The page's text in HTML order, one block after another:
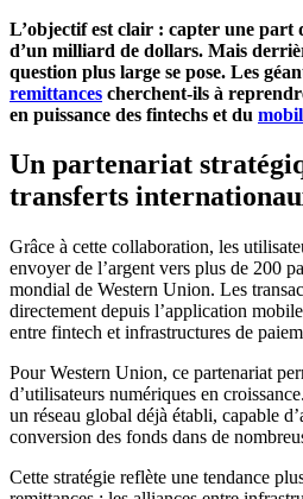
L’objectif est clair : capter une part
d’un milliard de dollars. Mais
question plus large se pose. Les
remittances cherchent-ils à
en puissance des fintechs et du
Un partenariat
transferts
Grâce à cette collaboration, les
envoyer de l’argent vers plus de 200
mondial de Western Union. Les
directement depuis l’application
entre fintech et infrastructures de
Pour Western Union, ce partenariat
d’utilisateurs numériques en
un réseau global déjà établi, capable
conversion des fonds dans de
Cette stratégie reflète une tendance